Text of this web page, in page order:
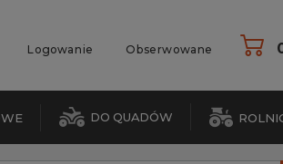
Logowanie Obserwowane
DO QUADÓW